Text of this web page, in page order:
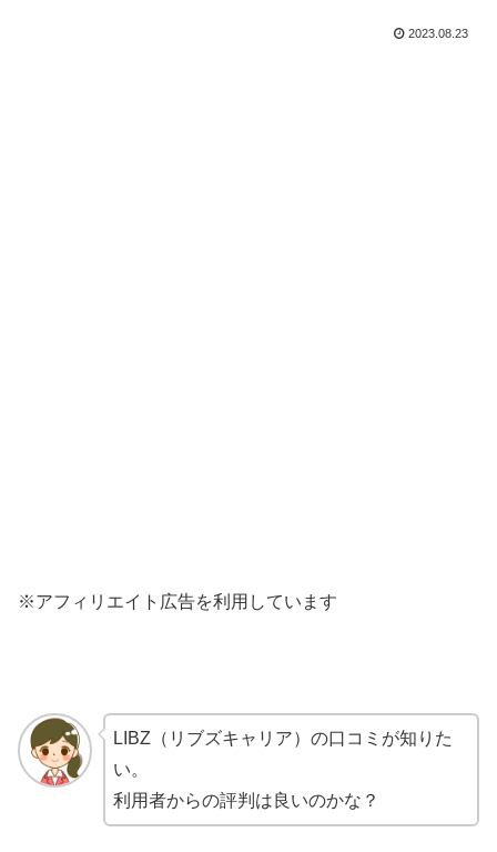
2023.08.23
※アフィリエイト広告を利用しています
LIBZ（リブズキャリア）の口コミが知りた
い。
利用者からの評判は良いのかな？